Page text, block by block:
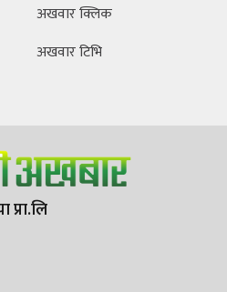
अखवार क्लिक
अखवार टिभि
प्रा.लि